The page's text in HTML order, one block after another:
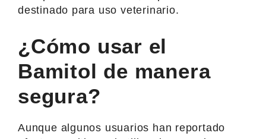
destinado para uso veterinario.
¿Cómo usar el
Bamitol de manera
segura?
Aunque algunos usuarios han reportado